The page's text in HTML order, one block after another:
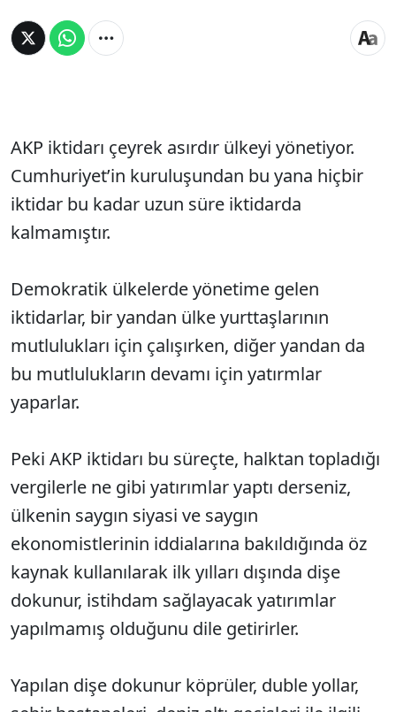
AKP iktidarı çeyrek asırdır ülkeyi yönetiyor.
Cumhuriyet’in kuruluşundan bu yana hiçbir
iktidar bu kadar uzun süre iktidarda
kalmamıştır.
Demokratik ülkelerde yönetime gelen
iktidarlar, bir yandan ülke yurttaşlarının
mutlulukları için çalışırken, diğer yandan da
bu mutlulukların devamı için yatırmlar
yaparlar.
Peki AKP iktidarı bu süreçte, halktan topladığı
vergilerle ne gibi yatırımlar yaptı derseniz,
ülkenin saygın siyasi ve saygın
ekonomistlerinin iddialarına bakıldığında öz
kaynak kullanılarak ilk yılları dışında dişe
dokunur, istihdam sağlayacak yatırımlar
yapılmamış olduğunu dile getirirler.
Yapılan dişe dokunur köprüler, duble yollar,